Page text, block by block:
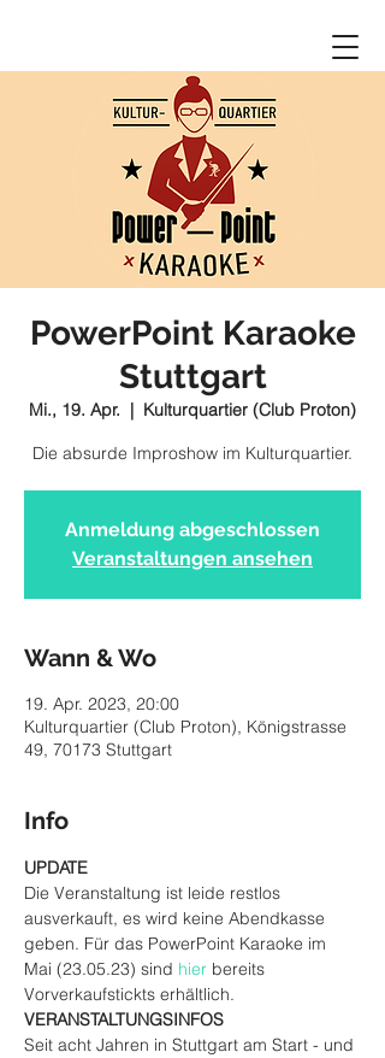
PowerPoint Karaoke
Stuttgart
Mi., 19. Apr.
  |
Kulturquartier (Club Proton)
Die absurde Improshow im Kulturquartier.
Anmeldung abgeschlossen
Veranstaltungen ansehen
Wann & Wo
19. Apr. 2023, 20:00
Kulturquartier (Club Proton), Königstrasse
49, 70173 Stuttgart
Info
UPDATE
Die Veranstaltung ist leide restlos
ausverkauft, es wird keine Abendkasse
geben. Für das PowerPoint Karaoke im
Mai (23.05.23) sind hier bereits
Vorverkaufstickts erhältlich.
VERANSTALTUNGSINFOS
Seit acht Jahren in Stuttgart am Start - und